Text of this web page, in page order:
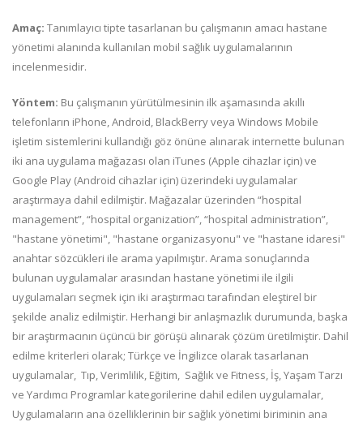
Amaç: Tanımlayıcı tipte tasarlanan bu çalışmanın amacı hastane
yönetimi alanında kullanılan mobil sağlık uygulamalarının
incelenmesidir.
Yöntem: Bu çalışmanın yürütülmesinin ilk aşamasında akıllı
telefonların iPhone, Android, BlackBerry veya Windows Mobile
işletim sistemlerini kullandığı göz önüne alınarak internette bulunan
iki ana uygulama mağazası olan iTunes (Apple cihazlar için) ve
Google Play (Android cihazlar için) üzerindeki uygulamalar
araştırmaya dahil edilmiştir. Mağazalar üzerinden “hospital
management”, “hospital organization”, “hospital administration”,
"hastane yönetimi", "hastane organizasyonu" ve "hastane idaresi"
anahtar sözcükleri ile arama yapılmıştır. Arama sonuçlarında
bulunan uygulamalar arasından hastane yönetimi ile ilgili
uygulamaları seçmek için iki araştırmacı tarafından eleştirel bir
şekilde analiz edilmiştir. Herhangi bir anlaşmazlık durumunda, başka
bir araştırmacının üçüncü bir görüşü alınarak çözüm üretilmiştir. Dahil
edilme kriterleri olarak; Türkçe ve İngilizce olarak tasarlanan
uygulamalar, Tıp, Verimlilik, Eğitim, Sağlık ve Fitness, İş, Yaşam Tarzı
ve Yardımcı Programlar kategorilerine dahil edilen uygulamalar,
Uygulamaların ana özelliklerinin bir sağlık yönetimi biriminin ana